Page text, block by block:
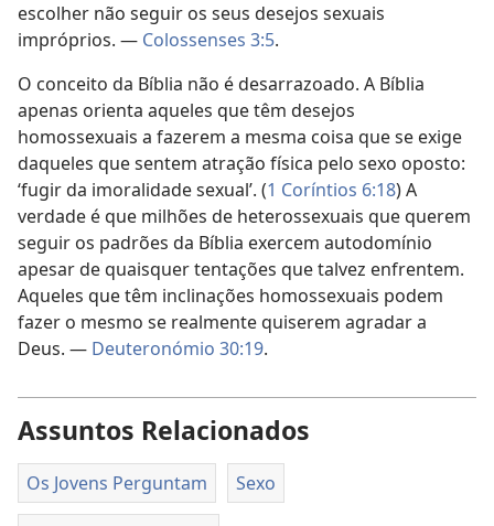
escolher não seguir os seus desejos sexuais
impróprios. — Colossenses 3:5.
O conceito da Bíblia não é desarrazoado. A Bíblia
apenas orienta aqueles que têm desejos
homossexuais a fazerem a mesma coisa que se exige
daqueles que sentem atração física pelo sexo oposto:
‘fugir da imoralidade sexual’. (1 Coríntios 6:18) A
verdade é que milhões de heterossexuais que querem
seguir os padrões da Bíblia exercem autodomínio
apesar de quaisquer tentações que talvez enfrentem.
Aqueles que têm inclinações homossexuais podem
fazer o mesmo se realmente quiserem agradar a
Deus. — Deuteronómio 30:19.
Assuntos Relacionados
Os Jovens Perguntam Sexo